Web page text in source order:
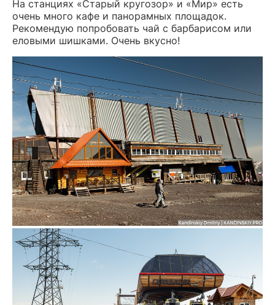
На станциях «Старый кругозор» и «Мир» есть
очень много кафе и панорамных площадок.
Рекомендую попробовать чай с барбарисом или
еловыми шишками. Очень вкусно!